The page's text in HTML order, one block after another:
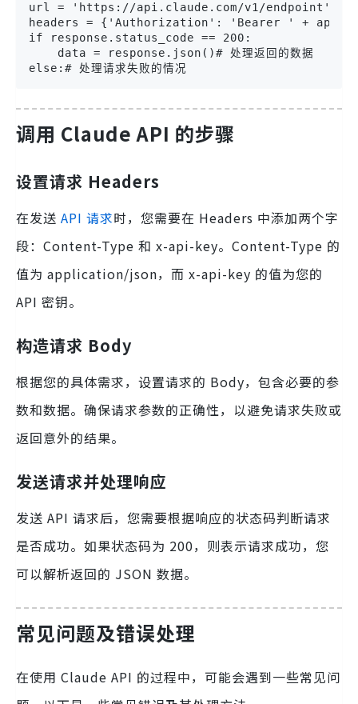
url = 'https://api.claude.com/v1/endpoint'
headers = {'Authorization': 'Bearer ' +
if response.status_code == 200:
    data = response.json()# 处理返回的数据
else:# 处理请求失败的情况
调用 Claude API 的步骤
设置请求 Headers
在发送 API 请求时，您需要在 Headers 中添加两个字
段：Content-Type 和 x-api-key。Content-Type 的
值为 application/json，而 x-api-key 的值为您的
API 密钥。
构造请求 Body
根据您的具体需求，设置请求的 Body，包含必要的参
数和数据。确保请求参数的正确性，以避免请求失败或
返回意外的结果。
发送请求并处理响应
发送 API 请求后，您需要根据响应的状态码判断请求
是否成功。如果状态码为 200，则表示请求成功，您
可以解析返回的 JSON 数据。
常见问题及错误处理
在使用 Claude API 的过程中，可能会遇到一些常见问